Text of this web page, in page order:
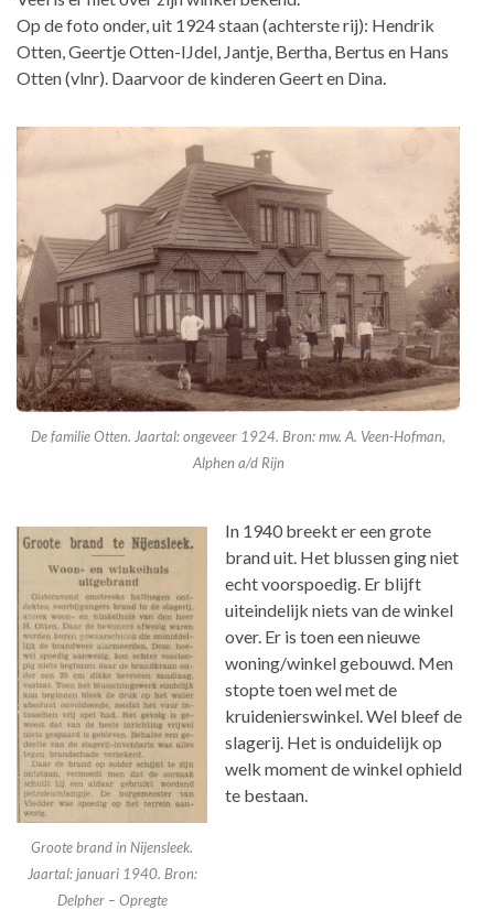
Op de foto onder, uit 1924 staan (achterste rij): Hendrik
Otten, Geertje Otten-IJdel, Jantje, Bertha, Bertus en Hans
Otten (vlnr). Daarvoor de kinderen Geert en Dina.
De familie Otten. Jaartal: ongeveer 1924. Bron: mw. A. Veen-Hofman,
Alphen a/d Rijn
Groote brand in Nijensleek.
Jaartal: januari 1940. Bron:
Delpher – Opregte
In 1940 breekt er een grote
brand uit. Het blussen ging niet
echt voorspoedig. Er blijft
uiteindelijk niets van de winkel
over. Er is toen een nieuwe
woning/winkel gebouwd. Men
stopte toen wel met de
kruidenierswinkel. Wel bleef de
slagerij. Het is onduidelijk op
welk moment de winkel ophield
te bestaan.